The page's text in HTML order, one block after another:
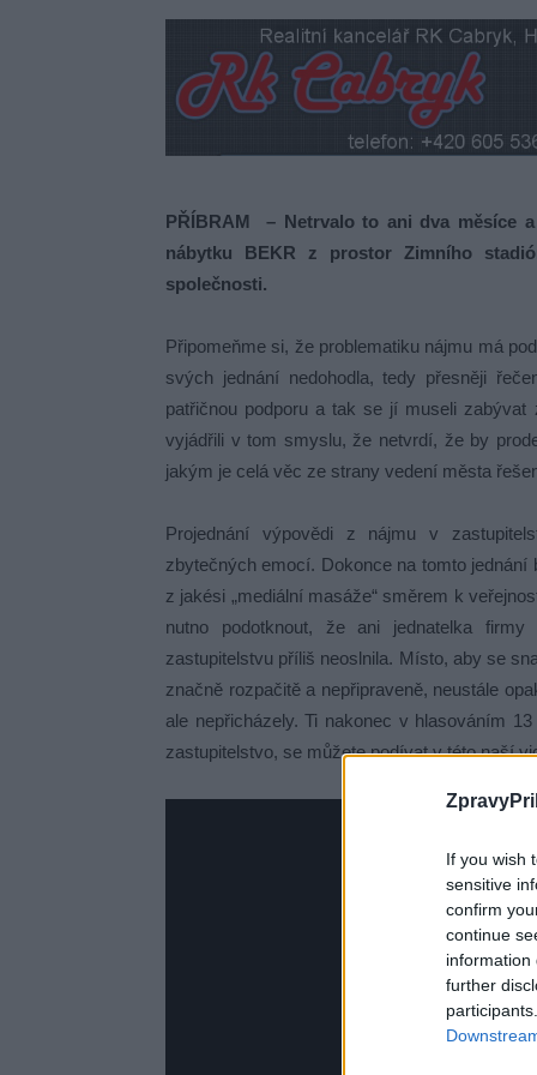
If you wish
sensitive
confirm
continue
information
further
PŘÍBRAM – Netrvalo to ani dva měsíce
nábytku BEKR z prostor Zimního
společnosti.
Připomeňme si, že problematiku nájmu má
svých jednání nedohodla, tedy přesněji
patřičnou podporu a tak se jí museli
vyjádřili v tom smyslu, že netvrdí, že by
jakým je celá věc ze strany vedení města
Projednání výpovědi z nájmu v
zbytečných emocí. Dokonce na tomto
z jakési „mediální masáže“ směrem k
nutno podotknout, že ani jednatelka
zastupitelstvu příliš neoslnila. Místo, aby se
značně rozpačitě a nepřipraveně, neustále
ale nepřicházely. Ti nakonec v hlasováním
zastupitelstvo, se můžete podívat v této naší